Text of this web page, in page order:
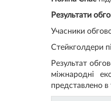
Результати
Учасники
Стейкголдери
Результат
міжнародні
представлено в